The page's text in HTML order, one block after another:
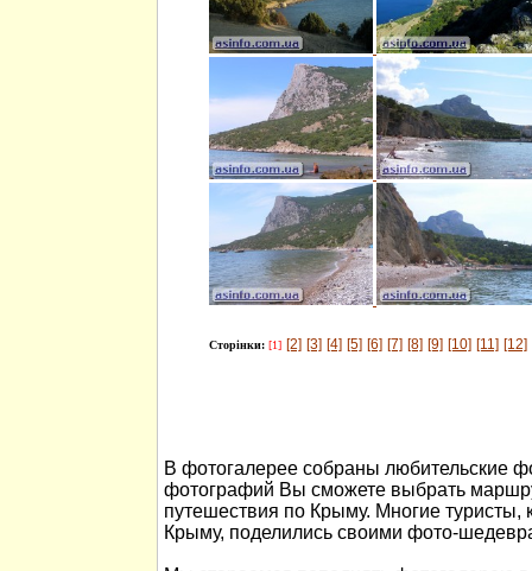
Сторінки: [1] [2] [3] [4] [5] [6] [7] [8] [9] [10] [11] [12]
В фотогалерее собраны любительские
фотографий Вы сможете выбрать
путешествия по Крыму. Многие туристы,
Крыму, поделились своими фото-